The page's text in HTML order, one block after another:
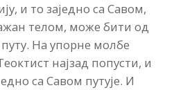
и то заједно са Савом,
телом, може бити од
На упорне молбе
најзад попусти, и
са Савом путује. И